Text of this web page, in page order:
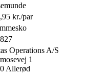
kr./par
Operations A/S
1
Allerød